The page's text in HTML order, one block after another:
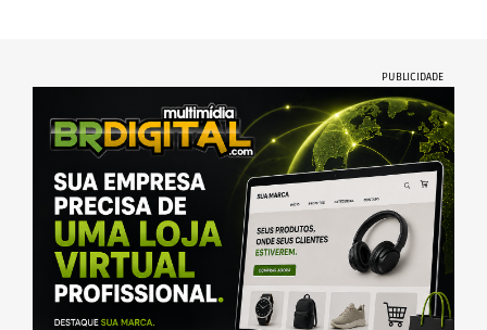
PUBLICIDADE